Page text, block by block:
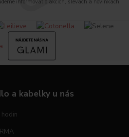
informovat o akcích, slevách a novinkách.
a kabelky u nás